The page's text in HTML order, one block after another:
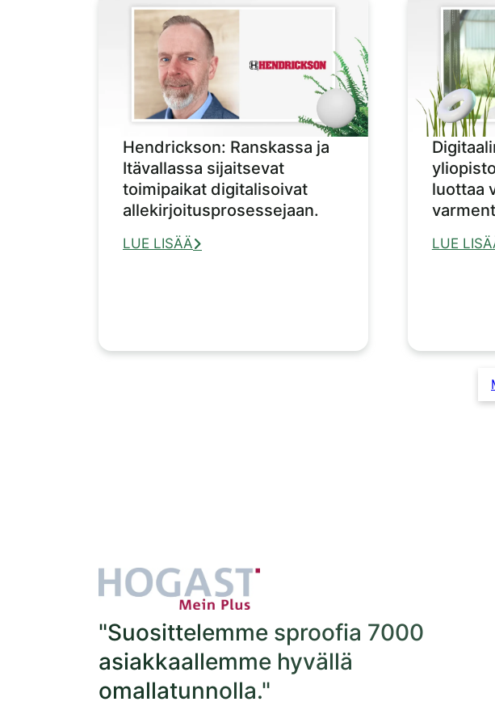
Hendrickson: Ranskassa ja
Itävallassa sijaitsevat
toimipaikat digitalisoivat
allekirjoitusprosessejaan.
LUE LISÄÄ
luottaa
LUE
"Suosittelemme sproofia 7000
asiakkaallemme hyvällä
omallatunnolla."